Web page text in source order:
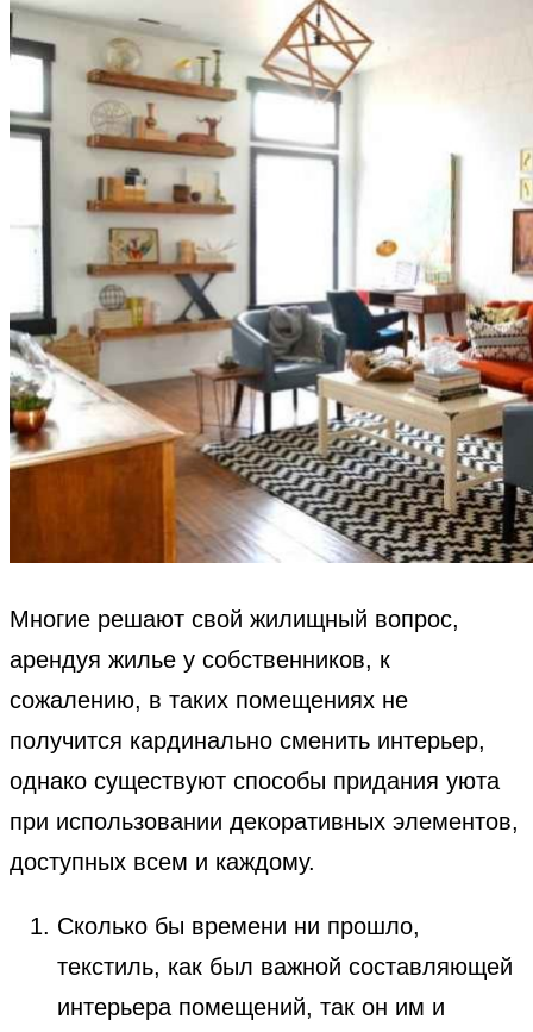
Многие решают свой жилищный вопрос,
арендуя жилье у собственников, к
сожалению, в таких помещениях не
получится кардинально сменить интерьер,
однако существуют способы придания уюта
при использовании декоративных элементов,
доступных всем и каждому.
Сколько бы времени ни прошло,
текстиль, как был важной составляющей
интерьера помещений, так он им и